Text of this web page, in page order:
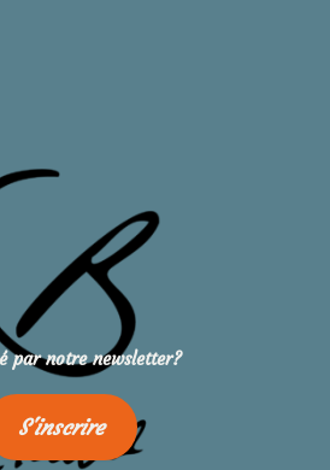
par notre newsletter?
S'inscrire